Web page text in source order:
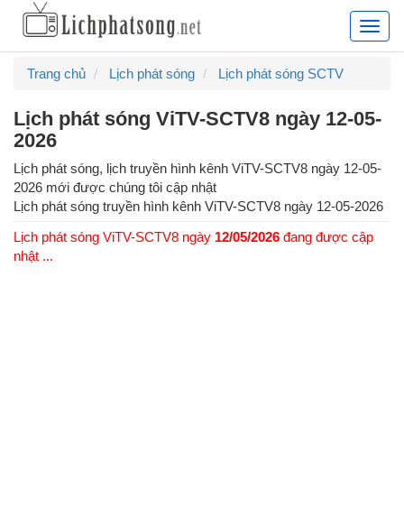
Lịch
hàng
lịch
phim
hình
Trang chủ Lịch phát sóng Lịch phát sóng SCTV
Lịch phát sóng ViTV-SCTV8 ngày 12-05-
2026
Lịch phát sóng, lịch truyền hình kênh ViTV-SCTV8 ngày 12-05-
2026 mới được chúng tôi cập nhật
Lịch phát sóng truyền hình kênh ViTV-SCTV8 ngày 12-05-2026
Lịch phát sóng ViTV-SCTV8 ngày 12/05/2026 đang được cập
nhật ...